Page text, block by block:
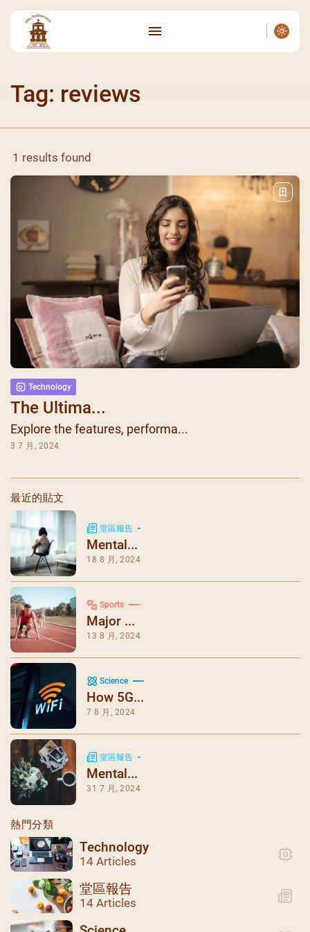
Tag: reviews
1 results found
Technology
The Ultima...
Explore the features, performa...
3 7 月, 2024
最近的貼文
堂區報告
Mental...
18 8 月, 2024
Sports
Major ...
13 8 月, 2024
Science
How 5G...
7 8 月, 2024
堂區報告
Mental...
31 7 月, 2024
熱門分類
Technology
14 Articles
堂區報告
14 Articles